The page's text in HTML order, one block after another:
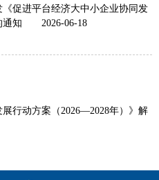
促进平台经济大中小企业协同发
通知
2026-06-18
展行动方案（2026—2028年）》解